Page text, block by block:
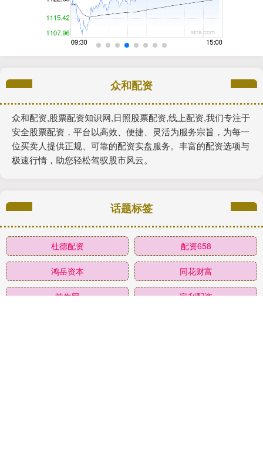
众和配资
众和配资,股票配资知识网,日照股票配资,线上配资,我们专注于
安全股票配资，平台以高效、便捷、灵活为服务宗旨，为每一
位买卖人提供正规、可靠的配资实盘服务。丰富的配资选项与
极速行情，助您轻松驾驭股市风云。
话题标签
杜德配资 配资658
鸿岳资本 同花财富
益牛网 宝利配资